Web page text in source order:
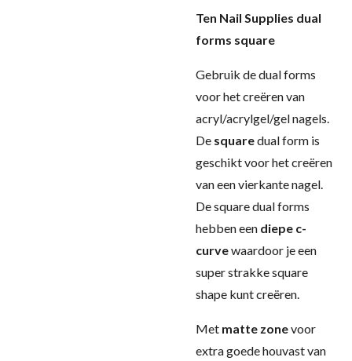
Ten Nail Supplies dual
forms square
Gebruik de dual forms
voor het creëren van
acryl/acrylgel/gel nagels.
De squaredual form is
geschikt voor het creëren
van een vierkante nagel.
De square dual forms
hebben een diepe c-
curvewaardoor je een
super strakke square
shape kunt creëren.
Met matte zonevoor
extra goede houvast van